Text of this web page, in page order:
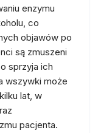
enzymu
co
objawów po
są zmuszeni
sprzyja ich
wszywki może
lat, w
pacjenta.